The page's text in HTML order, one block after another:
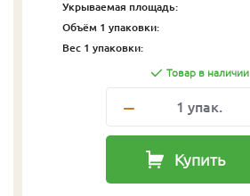
Укрываемая площадь:
Объём 1 упаковки:
Вес 1 упаковки:
Товар в наличии
1 упак.
Купить